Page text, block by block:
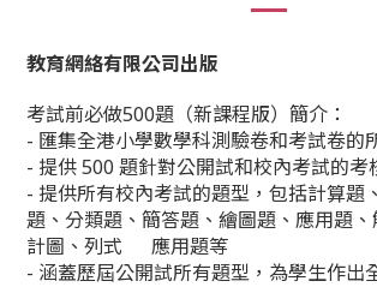
教育網絡有限公司出版
考試前必做500題（新課程版）簡介：
- 匯集全港小學數學科測驗卷和考試卷的
- 提供 500 題針對公開試和校內考試的考
- 提供所有校內考試的題型，包括計算題
題、分類題、簡答題、繪圖題、應用題
計圖、列式 應用題等
- 涵蓋歷屆公開試所有題型，為學生作出